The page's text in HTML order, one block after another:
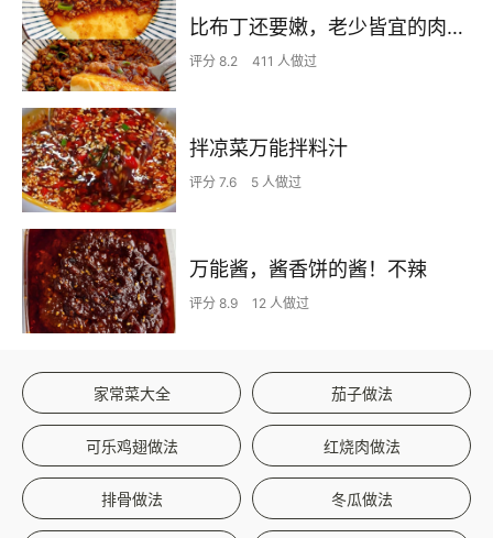
比布丁还要嫩，老少皆宜的肉沫蒸蛋
评分 8.2 411 人做过
拌凉菜万能拌料汁
评分 7.6 5 人做过
万能酱，酱香饼的酱！不辣
评分 8.9 12 人做过
家常菜大全 茄子做法
可乐鸡翅做法 红烧肉做法
排骨做法 冬瓜做法